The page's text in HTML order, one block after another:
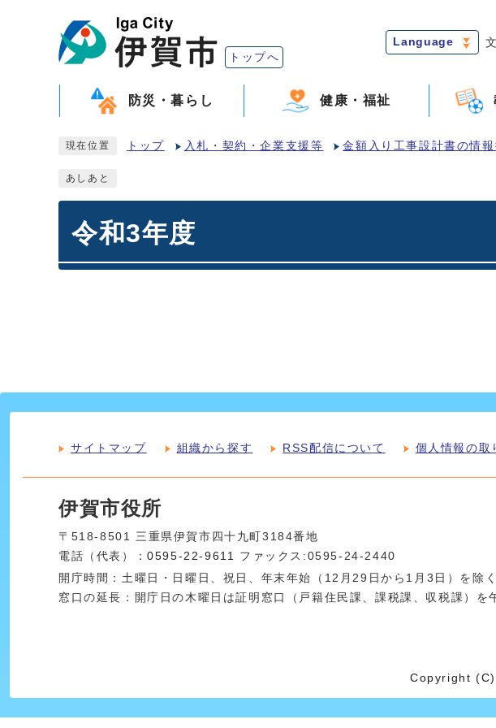
トップへ
Language
防災・暮らし 健康・福祉
現在位置 トップ 入札・契約・企業支援等 金額入り工事設計書の情報
あしあと
令和3年度
サイトマップ 組織から探す RSS配信について 個人情報の取
伊賀市役所
〒518-8501 三重県伊賀市四十九町3184番地
電話（代表）：0595-22-9611 ファックス:0595-24-2440
開庁時間：土曜日・日曜日、祝日、年末年始（12月29日から1月3日）を除
窓口の延長：開庁日の木曜日は証明窓口（戸籍住民課、課税課、収税課）を
Copyright